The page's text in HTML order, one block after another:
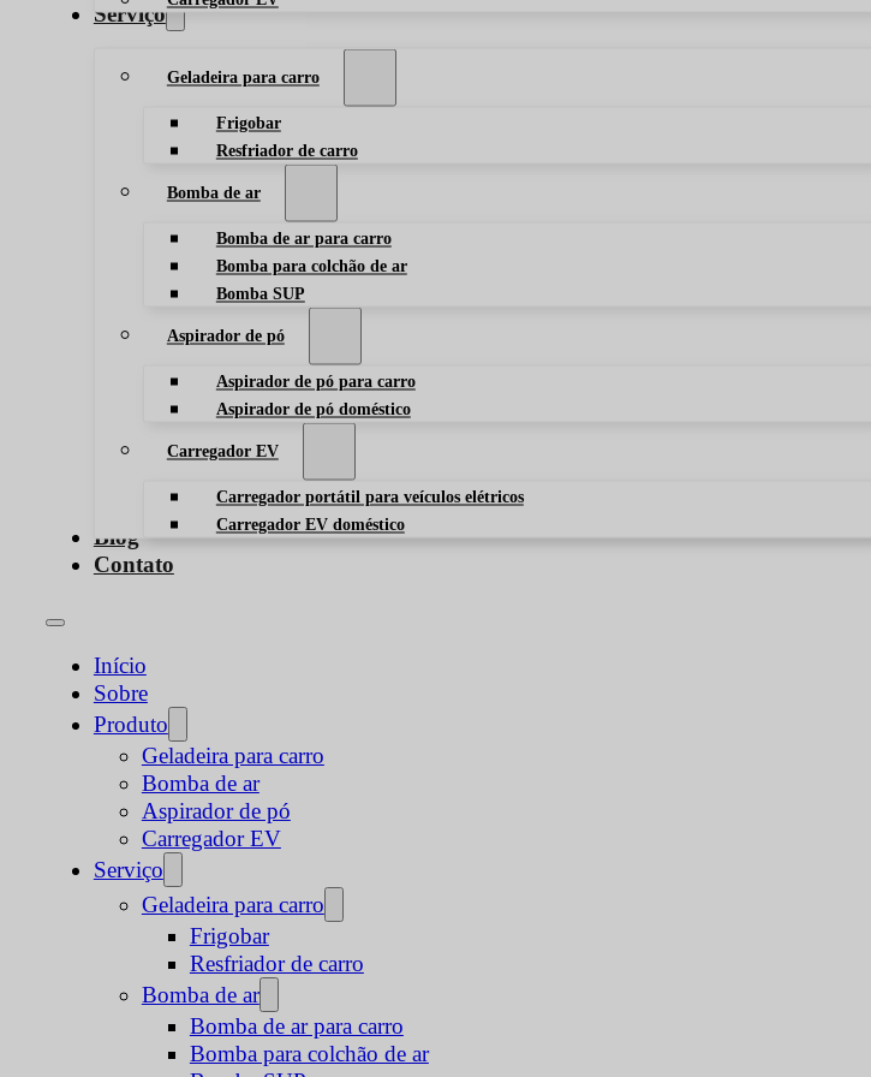
Serviço
Geladeira para carro
Frigobar
Resfriador de carro
Bomba de ar
Bomba de ar para carro
Bomba para colchão de ar
Bomba SUP
Aspirador de pó
Aspirador de pó para carro
Aspirador de pó doméstico
Carregador EV
Carregador portátil para veículos elétricos
Carregador EV doméstico
Blog
Contato
Início
Sobre
Produto
Geladeira para carro
Bomba de ar
Aspirador de pó
Carregador EV
Serviço
Geladeira para carro
Frigobar
Resfriador de carro
Bomba de ar
Bomba de ar para carro
Bomba para colchão de ar